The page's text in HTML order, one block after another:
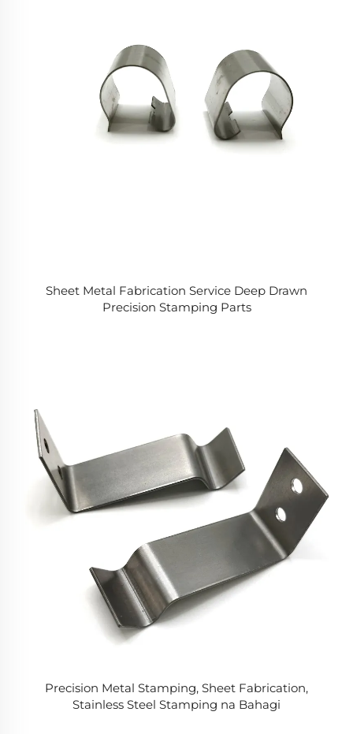
Sheet Metal Fabrication Service Deep Drawn
Precision Stamping Parts
Precision Metal Stamping, Sheet Fabrication,
Stainless Steel Stamping na Bahagi